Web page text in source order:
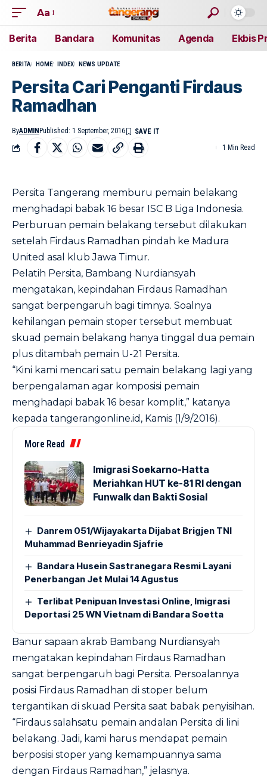
Aa
Berita Bandara Komunitas Agenda Ekbis
BERITA HOME INDEX NEWS UPDATE
Persita Cari Penganti Firdaus
Ramadhan
ByADMIN Published: 1 September, 2016
1 Min Read
Persita Tangerang memburu pemain belakang
menghadapi babak 16 besar ISC B Liga Indonesia.
Perburuan pemain belakang tersebut dilakukan
setelah Firdaus Ramadhan pindah ke Madura
United asal klub Jawa Timur.
Pelatih Persita, Bambang Nurdiansyah
mengatakan, kepindahan Firdaus Ramadhan
sangat berpengaruh bagi timnya. Soalnya
kehilangan pemain stoper tersebut membuat
skuad pemain belakang hanya tinggal dua pemain
plus ditambah pemain U-21 Persita.
“Kini kami mencari satu pemain belakang lagi yang
berpengalaman agar komposisi pemain
menghadapi babak 16 besar komplit,” katanya
kepada tangerangonline.id , Kamis (1/9/2016).
More Read
Imigrasi Soekarno-Hatta
Meriahkan HUT ke-81 RI dengan
Funwalk dan Bakti Sosial
Danrem 051/Wijayakarta Dijabat Brigjen TNI
Muhammad Benrieyadin Sjafrie
Bandara Husein Sastranegara Resmi Layani
Penerbangan Jet Mulai 14 Agustus
Terlibat Penipuan Investasi Online, Imigrasi
Deportasi 25 WN Vietnam di Bandara Soetta
Banur sapaan akrab Bambang Nurdiansyah
mengatakan kepindahan Firdaus Ramadhan
sangat berpengaruh bagi Persita. Persoalannya
posisi Firdaus Ramadhan di stoper belum
tergantikan di skuad Persita saat babak penyisihan.
“Firdaus salahsatu pemain andalan Persita di lini
belakang. Jadi, kami harus mendapat pemain
berposisi stoper yang kemampuannya sama
dengan Firdaus Ramadhan,” jelasnya.